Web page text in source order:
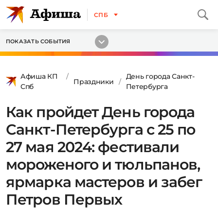
СПБ
ПОКАЗАТЬ СОБЫТИЯ
Афиша КП
Спб
Праздники
День города Санкт-
Петербурга
Как пройдет День города
Санкт-Петербурга с 25 по
27 мая 2024: фестивали
мороженого и тюльпанов,
ярмарка мастеров и забег
Петров Первых